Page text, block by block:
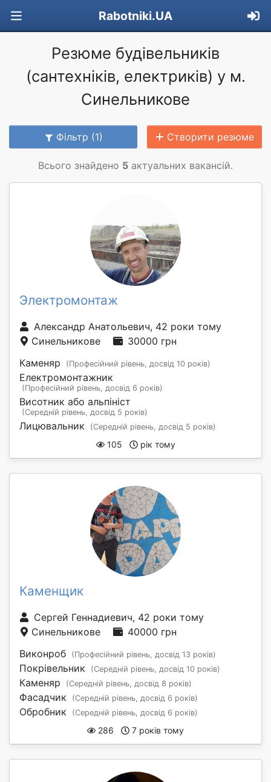
Rabotniki.UA
Резюме будівельників
(сантехніків, електриків) у м.
Синельникове
Фільтр (1) Створити резюме
Всього знайдено 5 актуальних вакансій.
Электромонтаж
Александр Анатольевич, 42 роки тому
Синельникове
30000 грн
Каменяр
(Професійний рівень, досвід 10 років)
Електромонтажник
(Професійний рівень, досвід 6 років)
Висотник або альпініст
(Середній рівень, досвід 5 років)
Лицювальник (Середній рівень, досвід 5 років)
105 рік тому
Каменщик
Сергей Геннадиевич, 42 роки тому
Синельникове
40000 грн
Виконроб
(Професійний рівень, досвід 13 років)
Покрівельник (Середній рівень, досвід 10 років)
Каменяр (Середній рівень, досвід 8 років)
Фасадчик (Середній рівень, досвід 6 років)
Обробник (Середній рівень, досвід 6 років)
286 7 років тому